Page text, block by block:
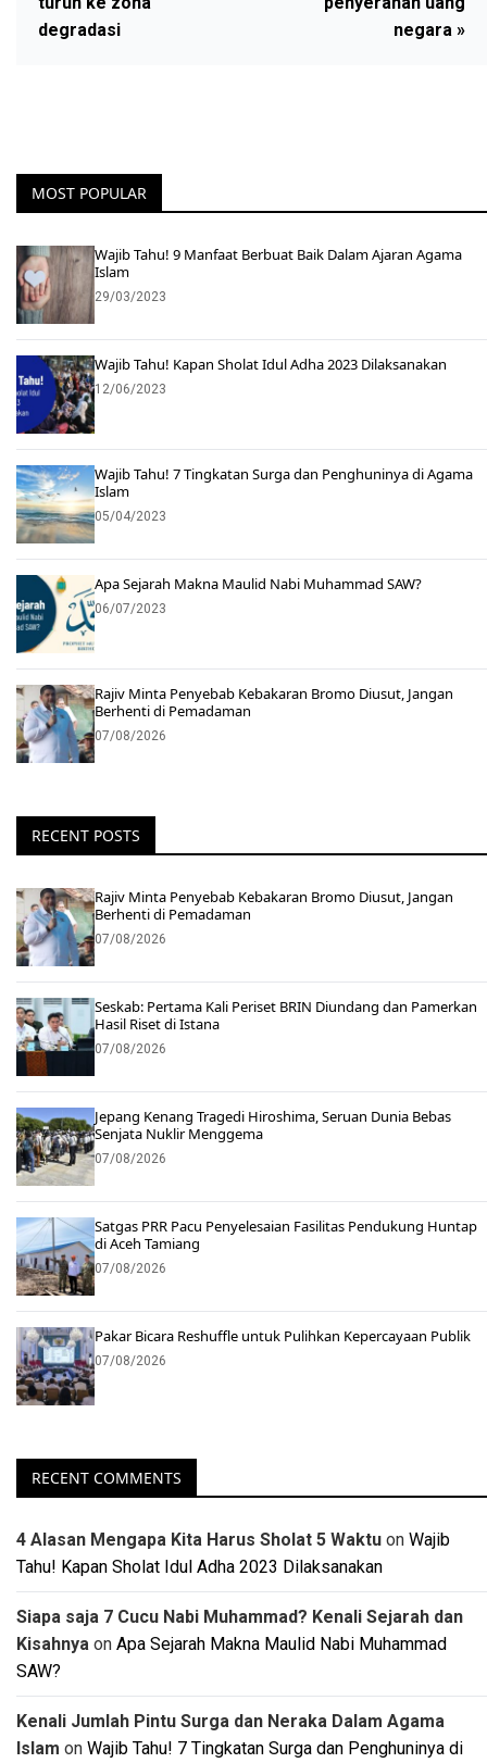
degradasi
negara »
MOST POPULAR
Wajib Tahu! 9 Manfaat Berbuat Baik Dalam Ajaran Agama
Islam
29/03/2023
Wajib Tahu! Kapan Sholat Idul Adha 2023 Dilaksanakan
12/06/2023
Wajib Tahu! 7 Tingkatan Surga dan Penghuninya di Agama
Islam
05/04/2023
Apa Sejarah Makna Maulid Nabi Muhammad SAW?
06/07/2023
Rajiv Minta Penyebab Kebakaran Bromo Diusut, Jangan
Berhenti di Pemadaman
07/08/2026
RECENT POSTS
Rajiv Minta Penyebab Kebakaran Bromo Diusut, Jangan
Berhenti di Pemadaman
07/08/2026
Seskab: Pertama Kali Periset BRIN Diundang dan Pamerkan
Hasil Riset di Istana
07/08/2026
Jepang Kenang Tragedi Hiroshima, Seruan Dunia Bebas
Senjata Nuklir Menggema
07/08/2026
Satgas PRR Pacu Penyelesaian Fasilitas Pendukung Huntap
di Aceh Tamiang
07/08/2026
Pakar Bicara Reshuffle untuk Pulihkan Kepercayaan Publik
07/08/2026
RECENT COMMENTS
4 Alasan Mengapa Kita Harus Sholat 5 Waktu on Wajib
Tahu! Kapan Sholat Idul Adha 2023 Dilaksanakan
Siapa saja 7 Cucu Nabi Muhammad? Kenali Sejarah dan
Kisahnya on Apa Sejarah Makna Maulid Nabi Muhammad
SAW?
Kenali Jumlah Pintu Surga dan Neraka Dalam Agama
Islam on Wajib Tahu! 7 Tingkatan Surga dan Penghuninya di